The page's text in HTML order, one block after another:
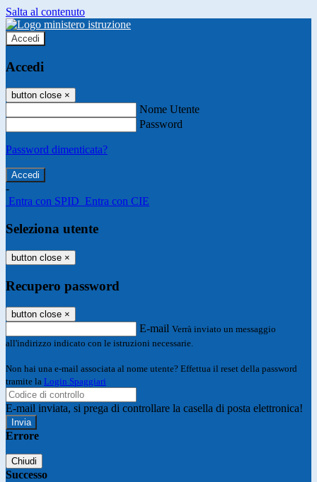
Salta al contenuto
Accedi
Accedi
button close ×
Nome Utente
Password
Password dimenticata?
-
Entra con SPID Entra con CIE
Seleziona utente
button close ×
Recupero password
button close ×
E-mail Verrà inviato un messaggio
all'indirizzo indicato con le istruzioni necessarie.
Non hai una e-mail associata al nome utente? Effettua il reset della password
tramite la Login Spaggiari
E-mail inviata, si prega di controllare la casella di posta elettronica!
Errore
Chiudi
Successo